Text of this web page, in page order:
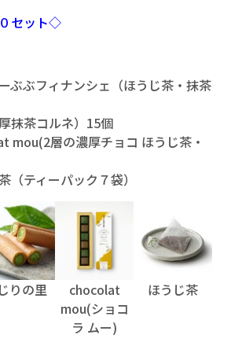
セット◇
ぶぶフィナンシェ（ほうじ茶・抹茶
抹茶コルネ）15個
mou(2層の濃厚チョコ ほうじ茶・
（ティーパック７袋）
りの里
chocolat
mou(ショコ
ラ ムー)
ほうじ茶